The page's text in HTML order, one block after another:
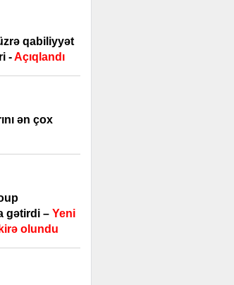
qabiliyyət
-Açıqlandı
ən çox
gətirdi – Yeni
olundu